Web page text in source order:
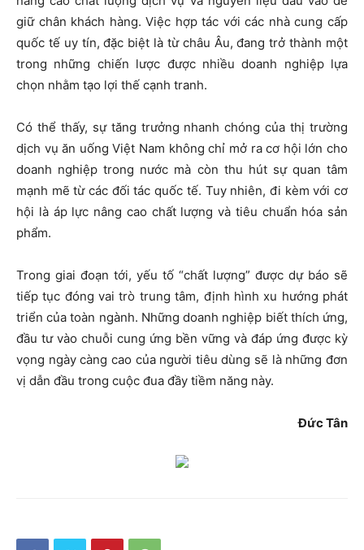
giữ chân khách hàng. Việc hợp tác với các nhà cung cấp
quốc tế uy tín, đặc biệt là từ châu Âu, đang trở thành một
trong những chiến lược được nhiều doanh nghiệp lựa
chọn nhằm tạo lợi thế cạnh tranh.
Có thể thấy, sự tăng trưởng nhanh chóng của thị trường
dịch vụ ăn uống Việt Nam không chỉ mở ra cơ hội lớn cho
doanh nghiệp trong nước mà còn thu hút sự quan tâm
mạnh mẽ từ các đối tác quốc tế. Tuy nhiên, đi kèm với cơ
hội là áp lực nâng cao chất lượng và tiêu chuẩn hóa sản
phẩm.
Trong giai đoạn tới, yếu tố “chất lượng” được dự báo sẽ
tiếp tục đóng vai trò trung tâm, định hình xu hướng phát
triển của toàn ngành. Những doanh nghiệp biết thích ứng,
đầu tư vào chuỗi cung ứng bền vững và đáp ứng được kỳ
vọng ngày càng cao của người tiêu dùng sẽ là những đơn
vị dẫn đầu trong cuộc đua đầy tiềm năng này.
Đức Tân